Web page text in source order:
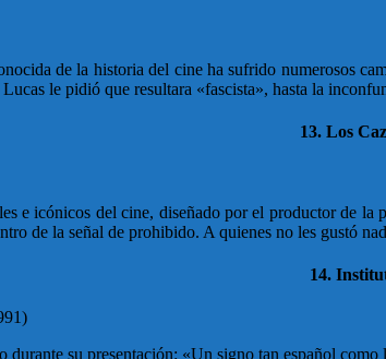
de la historia del cine ha sufrido numerosos
le pidió que resultara «fascista», hasta la
13. Los
e icónicos del cine, diseñado por el productor de
de la señal de prohibido. A quienes no les gustó
14.
durante su presentación: «Un signo tan español